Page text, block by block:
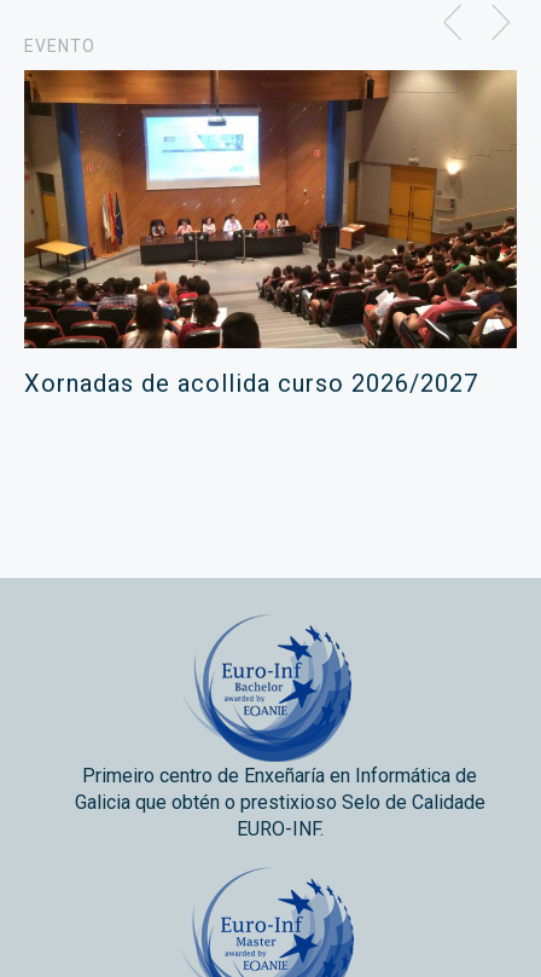
EVENTO
Xornadas de acollida curso 2026/2027
Primeiro centro de Enxeñaría en Informática de
Galicia que obtén o prestixioso Selo de Calidade
EURO-INF.